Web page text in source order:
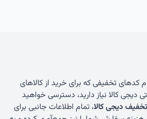
کدهای تخفیفی که برای خرید از کالاهای
دیجی کالا نیاز دارید، دسترسی خواهید
دیجی کالا، تمام اطلاعات جانبی برای